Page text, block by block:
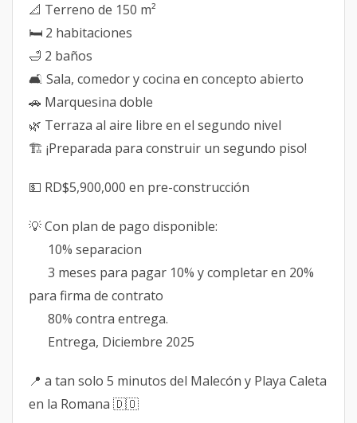
📐 Terreno de 150 m²
🛏 2 habitaciones
🛁 2 baños
🛋 Sala, comedor y cocina en concepto abierto
🚗 Marquesina doble
🌿 Terraza al aire libre en el segundo nivel
🏗 ¡Preparada para construir un segundo piso!
💵 RD$5,900,000 en pre-construcción
💡 Con plan de pago disponible:
10% separacion
3 meses para pagar 10% y completar en 20%
para firma de contrato
80% contra entrega.
Entrega, Diciembre 2025
📍 a tan solo 5 minutos del Malecón y Playa Caleta
en la Romana 🇩🇴